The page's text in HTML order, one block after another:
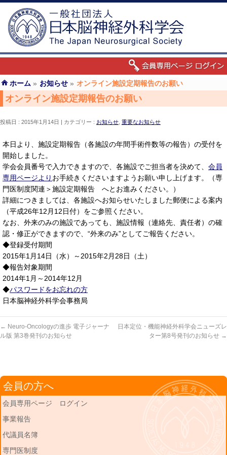
ホーム » お知らせ » オンライン施設定期報告のお願い
オンライン施設定期報告のお願い
投稿日 : 2015年1月14日 カテゴリー : お知らせ 重要なお知らせ
本日より、施設定期報告（各施設の年間手術件数等の報告）の受付を
開始しました。
学会会員番号で入力できますので、各施設でご担当者を決めて、 会員
専用ページより お手続きくださいますようお願い申し上げます。（専
門医制度関連＞施設定期報告 へとお進みください。）
詳細につきましては、各施設へお知らせいたしました郵便による案内
（平成26年12月12日付）をご参照ください。
なお、外来のみの施設であっても、施設情報（連絡先、責任者）の確
認・修正ができますので、“外来のみ”としてご報告ください。
◆登録受付期間
2015年1月14日（水）～2015年2月28日（土）
◆報告対象期間
2014年1月～2014年12月
◆パスワードをお忘れの方
日本脳神経外科学会事務局
← Neuro-Oncologyの進歩 電子ジャーナ
ル版 第3巻発刊のお知らせ
日本定位・機能神経外科学会ニューズレ
ター第8号発刊のお知らせ →
会員の方へ
会員専用ページ ログイン
事業報告
代議員名簿
専門医制度